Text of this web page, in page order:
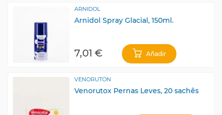
ARNIDOL
Arnidol Spray Glacial, 150ml.
7,01 € Añadir
VENORUTON
Venorutox Pernas Leves, 20 sachês